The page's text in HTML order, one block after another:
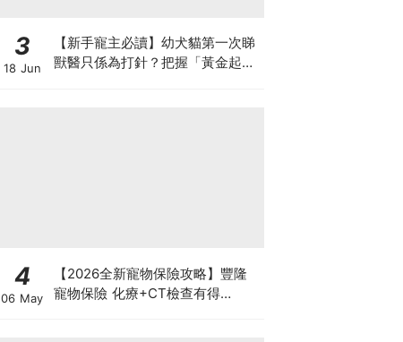
3
18 Jun
【新手寵主必讀】幼犬貓第一次睇
獸醫只係為打針？把握「黃金起跑
4
06 May
【2026全新寵物保險攻略】豐隆
寵物保險 化療+CT檢查有得